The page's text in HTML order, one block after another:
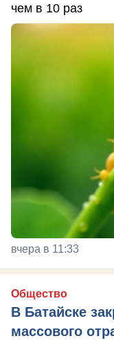
чем в 10 раз
вчера в 11:33
Общество
В Батайске
массового